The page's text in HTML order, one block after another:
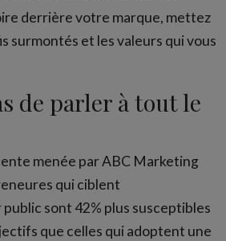
derrière votre marque, mettez
surmontés et les valeurs qui vous
de parler à tout le
menée par ABC Marketing
qui ciblent
sont 42% plus susceptibles
que celles qui adoptent une